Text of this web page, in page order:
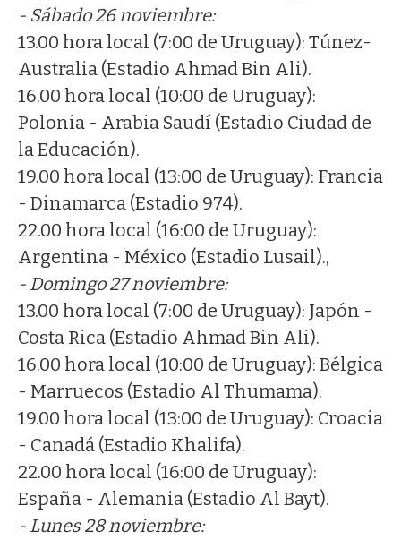
- Sábado 26 noviembre:
13.00 hora local (7:00 de Uruguay): Túnez-
Australia (Estadio Ahmad Bin Ali).
16.00 hora local (10:00 de Uruguay):
Polonia - Arabia Saudí (Estadio Ciudad de
la Educación).
19.00 hora local (13:00 de Uruguay): Francia
- Dinamarca (Estadio 974).
22.00 hora local (16:00 de Uruguay):
Argentina - México (Estadio Lusail).,
- Domingo 27 noviembre:
13.00 hora local (7:00 de Uruguay): Japón -
Costa Rica (Estadio Ahmad Bin Ali).
16.00 hora local (10:00 de Uruguay): Bélgica
- Marruecos (Estadio Al Thumama).
19.00 hora local (13:00 de Uruguay): Croacia
- Canadá (Estadio Khalifa).
22.00 hora local (16:00 de Uruguay):
España - Alemania (Estadio Al Bayt).
- Lunes 28 noviembre: